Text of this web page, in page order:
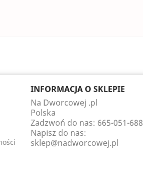
INFORMACJA O SKLEPIE
Na Dworcowej .pl
Polska
Zadzwoń do nas: 665-051-688
Napisz do nas:
sklep@nadworcowej.pl